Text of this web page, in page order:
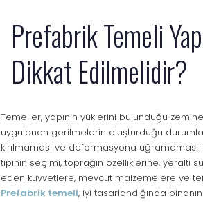
Prefabrik Temeli
Dikkat Edilmelidir?
Temeller, yapının yüklerini bulunduğu
uygulanan gerilmelerin oluşturduğu
kırılmaması ve deformasyona uğramaması
tipinin seçimi, toprağın özelliklerine, yeraltı
eden kuvvetlere, mevcut malzemelere ve
Prefabrik temeli, iyi tasarlandığında